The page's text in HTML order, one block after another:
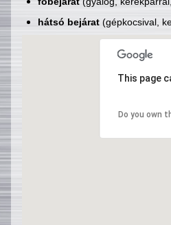
hátsó bejárat(gépkocsival,
This page
Do you own